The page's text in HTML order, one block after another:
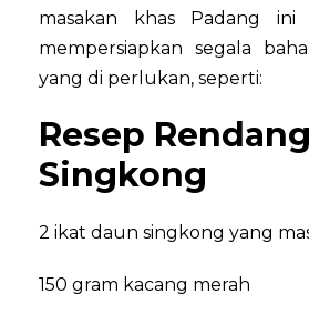
masakan khas Padang ini
mempersiapkan segala
yang di perlukan, seperti:
Resep
Singkong
2 ikat daun singkong yang
150 gram kacang merah